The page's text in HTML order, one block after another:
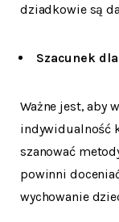
dziadkowie są
Szacunek
Ważne jest, aby
indywidualność
szanować
powinni
wychowanie